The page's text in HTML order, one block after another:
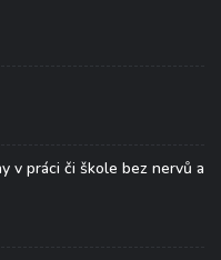
v práci či škole bez nervů a